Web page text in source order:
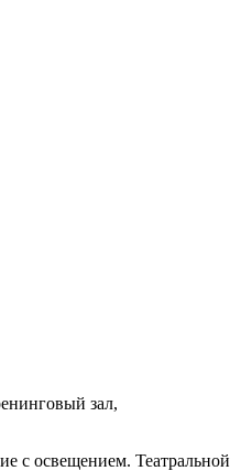
зал,
с освещением. Театральной